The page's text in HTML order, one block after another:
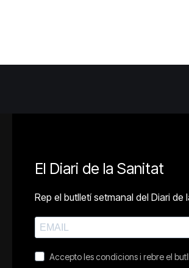
El Diari de la Sanitat
Rep el butlletí setmanal del Diari de
Accepto les condicions i rebre el